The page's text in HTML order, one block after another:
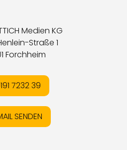
Medien KG
Straße 1
Forchheim
7232 39
SENDEN